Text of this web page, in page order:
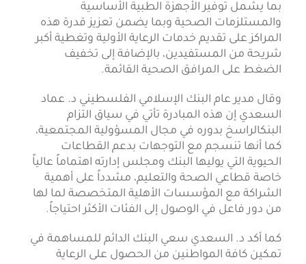
بما يشمل توفير الأجهزة الطبية الأساسية
والمستلزمات الصحية وبما يضمن تعزيز قدرة هذه
المراكز على تقديم خدمات الرعاية الأولية وتغطية أكبر
شريحة من المستفيدين، بالإضافة إلى تخفيف
الضغط على المرافق الصحية القائمة.
وقال مدير عام البنك الإسلامي الفلسطيني د. عماد
السعدي إن هذه المبادرة تأتي في سياق التزام
البنكالراسخ بدوره في مجال المسؤولية المجتمعية،
كما أنها تنسجم مع التوجهات بدعم القطاعات
الحيوية التي يوليها البنك ومجلس إدارته اهتماماً عالياً
خاصة قطاعي الصحة والتعليم، مشدداً على أهمية
الشراكة مع المؤسسات الأهلية المتخصصة لما لها
من دور فاعل في الوصول إلى الفئات الأكثر احتياجاً.
كما أكد د. السعدي سعي البنك الدائم للمساهمة في
تمكين كافة المواطنين من الحصول على الرعاية